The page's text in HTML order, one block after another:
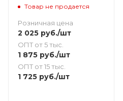
Товар не продается
Розничная цена
2 025 руб./шт
ОПТ от 5 тыс.
1 875 руб./шт
ОПТ от 15 тыс.
1 725 руб./шт